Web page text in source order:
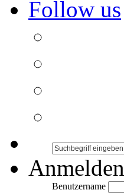
Follow us
Anmelden
Benutzername